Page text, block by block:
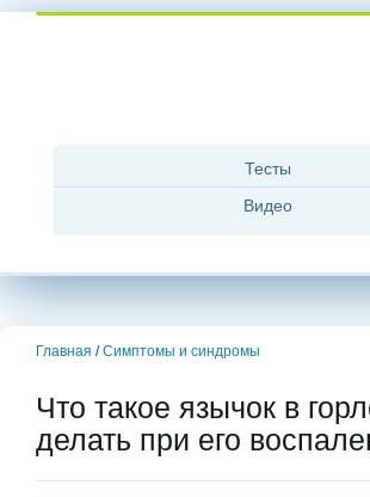
Тесты
Видео
Главная / Симптомы и синдромы
Что такое язычок в
делать при его